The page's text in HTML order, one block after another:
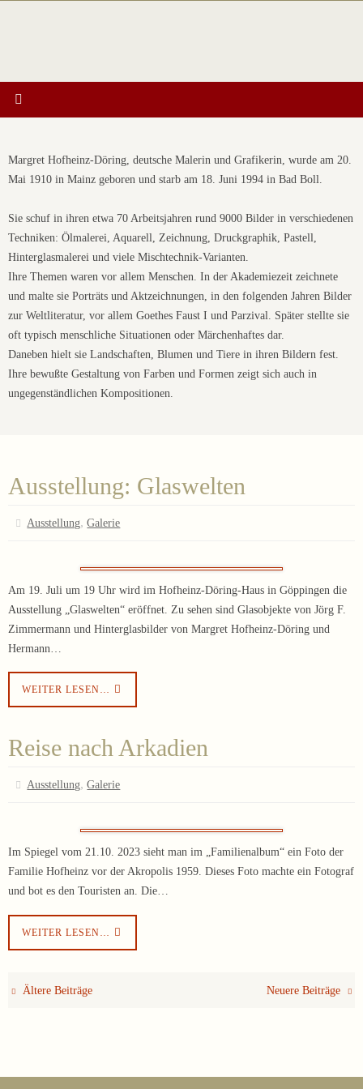
Margret Hofheinz-Döring, deutsche Malerin und Grafikerin, wurde am 20.
Mai 1910 in Mainz geboren und starb am 18. Juni 1994 in Bad Boll.
Sie schuf in ihren etwa 70 Arbeitsjahren rund 9000 Bilder in verschiedenen
Techniken: Ölmalerei, Aquarell, Zeichnung, Druckgraphik, Pastell,
Hinterglasmalerei und viele Mischtechnik-Varianten.
Ihre Themen waren vor allem Menschen. In der Akademiezeit zeichnete
und malte sie Porträts und Aktzeichnungen, in den folgenden Jahren Bilder
zur Weltliteratur, vor allem Goethes Faust I und Parzival. Später stellte sie
oft typisch menschliche Situationen oder Märchenhaftes dar.
Daneben hielt sie Landschaften, Blumen und Tiere in ihren Bildern fest.
Ihre bewußte Gestaltung von Farben und Formen zeigt sich auch in
ungegenständlichen Kompositionen.
Ausstellung: Glaswelten
Ausstellung,Galerie
Am 19. Juli um 19 Uhr wird im Hofheinz-Döring-Haus in Göppingen die
Ausstellung „Glaswelten“ eröffnet. Zu sehen sind Glasobjekte von Jörg F.
Zimmermann und Hinterglasbilder von Margret Hofheinz-Döring und
Hermann…
WEITER LESEN…
Reise nach Arkadien
Ausstellung,Galerie
Im Spiegel vom 21.10. 2023 sieht man im „Familienalbum“ ein Foto der
Familie Hofheinz vor der Akropolis 1959. Dieses Foto machte ein Fotograf
und bot es den Touristen an. Die…
WEITER LESEN…
Ältere Beiträge Neuere Beiträge